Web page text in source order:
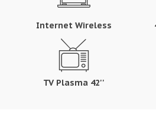
Internet Wireless
TV Plasma 42''